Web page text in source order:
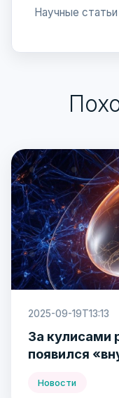
Научные статьи
2025-09-19T13:13
За кулисами
появился
Новости